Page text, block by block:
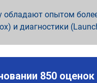
опытом
и диагностики
850 оценок